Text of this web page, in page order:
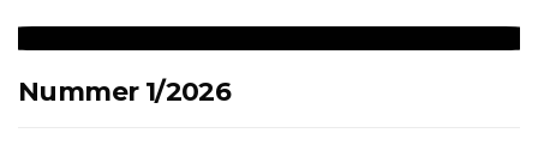
Nummer 1/2026